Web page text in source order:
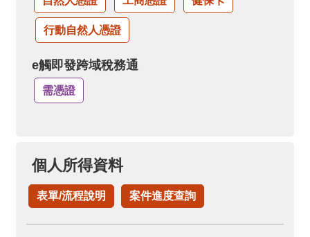
行動自然人憑證
e觸即發跨域稅務通
需憑證
個人所得資料
表單/流程說明 案件進度查詢